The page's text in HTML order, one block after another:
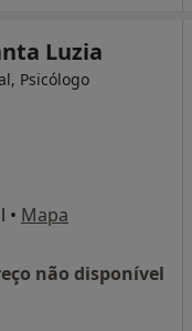
Luzia
Psicólogo
• Mapa
não disponível